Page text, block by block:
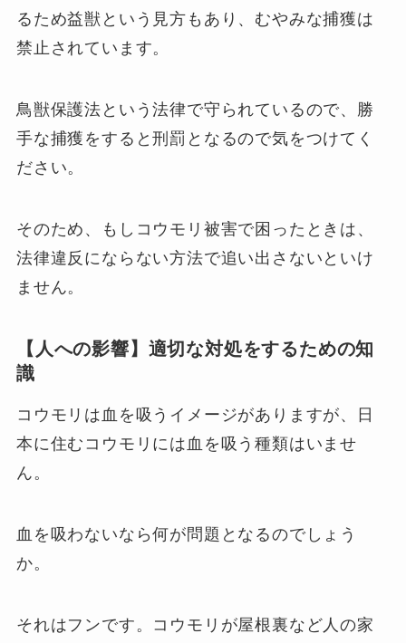
るため益獣という見方もあり、むやみな捕獲は
禁止されています。
鳥獣保護法という法律で守られているので、勝
手な捕獲をすると刑罰となるので気をつけてく
ださい。
そのため、もしコウモリ被害で困ったときは、
法律違反にならない方法で追い出さないといけ
ません。
【人への影響】適切な対処をするための知
識
コウモリは血を吸うイメージがありますが、日
本に住むコウモリには血を吸う種類はいませ
ん。
血を吸わないなら何が問題となるのでしょう
か。
それはフンです。コウモリが屋根裏など人の家